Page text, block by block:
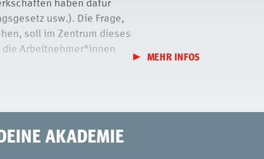
haben dafür
usw.). Die Frage,
soll im Zentrum dieses
Arbeitnehmer*innen
Es ist als
in den zentralen
MEHR INFOS
AKADEMIE